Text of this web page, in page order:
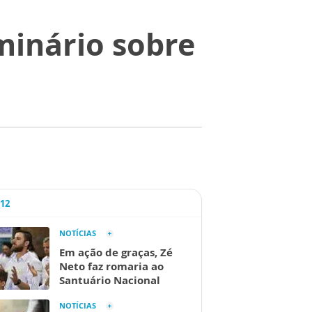
sobre
NOTÍCIAS
Em ação de graças, Zé
Neto faz romaria ao
Santuário Nacional
NOTÍCIAS